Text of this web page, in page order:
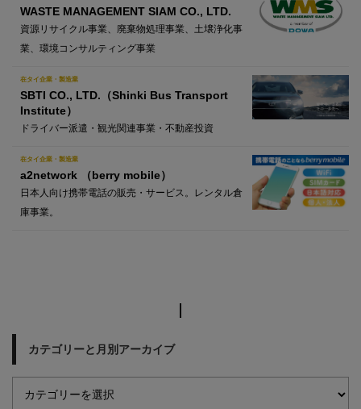
WASTE MANAGEMENT SIAM CO., LTD.
資源リサイクル事業、廃棄物処理事業、土壌浄化事
業、環境コンサルティング事業
在タイ企業・製造業
SBTI CO., LTD.（Shinki Bus Transport
Institute）
ドライバー派遣・観光関連事業・不動産投資
在タイ企業・製造業
a2network （berry mobile）
日本人向け携帯電話の販売・サービス。レンタル倉
庫事業。
カテゴリーと月別アーカイブ